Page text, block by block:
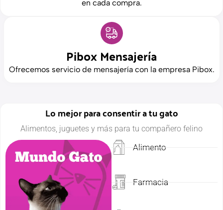
en cada compra.
Pibox Mensajería
Ofrecemos servicio de mensajería con la empresa Pibox.
Lo mejor para consentir a tu gato
Alimentos, juguetes y más para tu compañero felino
Alimento
Farmacia